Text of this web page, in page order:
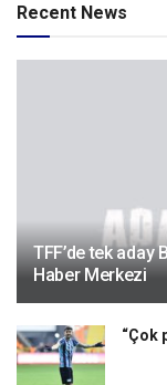
Recent News
TFF’de tek aday
Haber Merkezi
“Çok